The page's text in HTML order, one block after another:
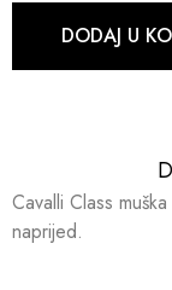
DODAJ U
Cavalli Class
naprijed.